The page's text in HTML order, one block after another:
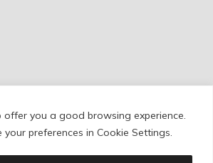
you a good browsing experience.
preferences in Cookie Settings.
/Privacy Policy /Legal Warning